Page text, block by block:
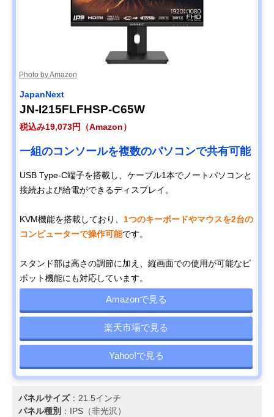
Photo by Amazon
JapanNext
JN-I215FLFHSP-C65W
税込み19,073円（Amazon）
一組のコンソールを複数のパソコンで共有可能
USB Type-C端子を搭載し、ケーブル1本でノートパソコンと
接続および給電ができるディスプレイ。
KVM機能を搭載しており、 1つのキーボードやマウスを2台の
コンピューターで操作可能です。
スタンド部は高さの調節に加え、縦画面での使用が可能なピ
ボット機能にも対応しています。
Amazonで見る
楽天市場で見る
Yahoo!で見る
パネルサイズ：21.5インチ
パネル種別 ：IPS（非光沢）